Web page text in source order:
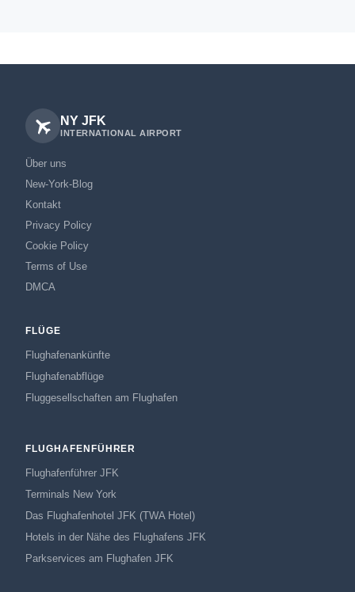
NY JFK
INTERNATIONAL AIRPORT
Über uns
New-York-Blog
Kontakt
Privacy Policy
Cookie Policy
Terms of Use
DMCA
FLÜGE
Flughafenankünfte
Flughafenabflüge
Fluggesellschaften am Flughafen
FLUGHAFENFÜHRER
Flughafenführer JFK
Terminals New York
Das Flughafenhotel JFK (TWA Hotel)
Hotels in der Nähe des Flughafens JFK
Parkservices am Flughafen JFK